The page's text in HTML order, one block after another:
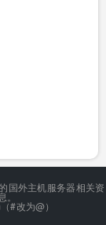
国外主机服务器相关资
。
#改为@）